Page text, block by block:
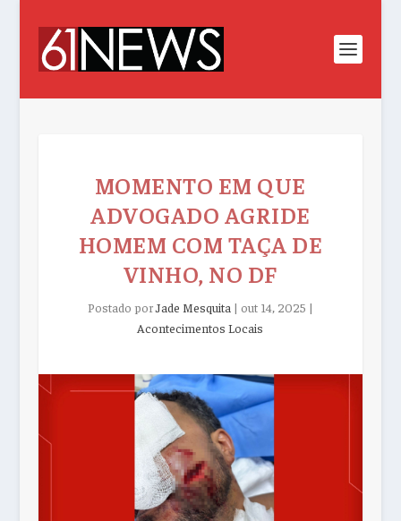
MOMENTO EM QUE
ADVOGADO AGRIDE
HOMEM COM TAÇA DE
VINHO, NO DF
Postado porJade Mesquita | out 14, 2025 |
Acontecimentos Locais